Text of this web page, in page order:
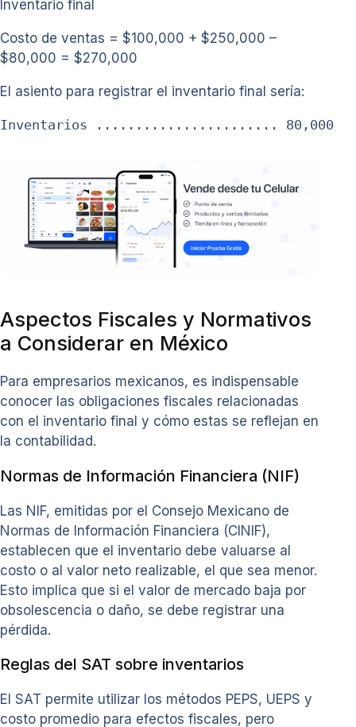
Inventario final
Costo de ventas = $100,000 + $250,000 –
$80,000 = $270,000
El asiento para registrar el inventario final sería:
Inventarios ....................... 80,000
Aspectos Fiscales y Normativos
a Considerar en México
Para empresarios mexicanos, es indispensable
conocer las obligaciones fiscales relacionadas
con el inventario final y cómo estas se reflejan en
la contabilidad.
Normas de Información Financiera (NIF)
Las NIF, emitidas por el Consejo Mexicano de
Normas de Información Financiera (CINIF),
establecen que el inventario debe valuarse al
costo o al valor neto realizable, el que sea menor.
Esto implica que si el valor de mercado baja por
obsolescencia o daño, se debe registrar una
pérdida.
Reglas del SAT sobre inventarios
El SAT permite utilizar los métodos PEPS, UEPS y
costo promedio para efectos fiscales, pero